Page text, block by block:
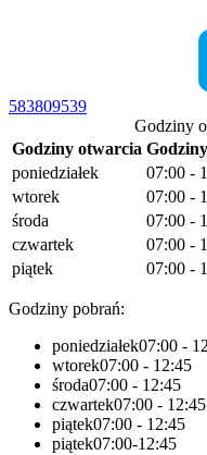
583809539
Godziny
Godziny otwarcia
poniedziałek
07:00 -
wtorek
07:00 -
środa
07:00 -
czwartek
07:00 -
piątek
07:00 -
Godziny pobrań:
poniedziałek07:00 -
wtorek07:00 - 12:45
środa07:00 - 12:45
czwartek07:00 - 12:45
piątek07:00 - 12:45
piątek07:00-12:45